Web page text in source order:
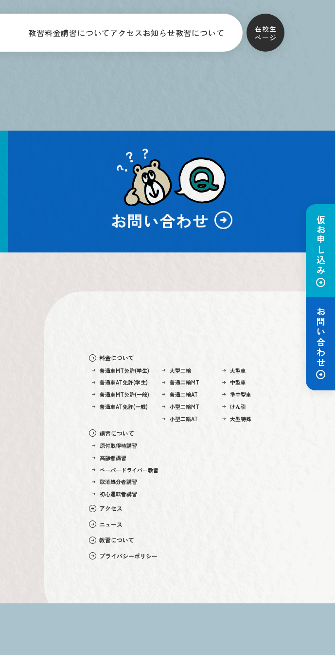
教習料金
普通二輪AT
準中型車
講習について
ペーパードライバー教習
アクセスお知らせ教習について
在校生
ページ
仮お申し込み
お問い合わせ
お問い合わせ
料金について
普通車MT免許(学生) 大型二輪
大型車
普通車AT免許(学生)
普通二輪MT
中型車
普通車MT免許(一般)
普通二輪AT
準中型車
普通車AT免許(一般)
小型二輪MT
けん引
小型二輪AT
大型特殊
講習について
原付取得時講習
高齢者講習
ペーパードライバー教習
取消処分者講習
初心運転者講習
アクセス
ニュース
教習について
プライバシーポリシー